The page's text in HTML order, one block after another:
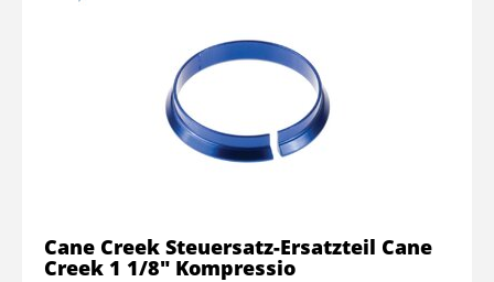
Cane Creek Steuersatz-Ersatzteil Cane
Creek 1 1/8" Kompressio